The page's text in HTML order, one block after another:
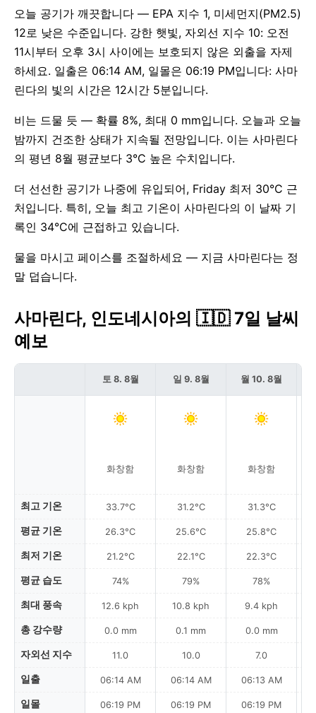
오늘 공기가 깨끗합니다 — EPA 지수 1, 미세먼지(PM2.5)
12로 낮은 수준입니다. 강한 햇빛, 자외선 지수 10: 오전
11시부터 오후 3시 사이에는 보호되지 않은 외출을 자제
하세요. 일출은 06:14 AM, 일몰은 06:19 PM입니다: 사마
린다의 빛의 시간은 12시간 5분입니다.
비는 드물 듯 — 확률 8%, 최대 0 mm입니다. 오늘과 오늘
밤까지 건조한 상태가 지속될 전망입니다. 이는 사마린다
의 평년 8월 평균보다 3°C 높은 수치입니다.
더 선선한 공기가 나중에 유입되어, Friday 최저 30°C 근
처입니다. 특히, 오늘 최고 기온이 사마린다의 이 날짜 기
록인 34°C에 근접하고 있습니다.
물을 마시고 페이스를 조절하세요 — 지금 사마린다는 정
말 덥습니다.
사마린다, 인도네시아의 🇮🇩 7일 날씨
예보
최고 기온
평균 기온
최저 기온
평균 습도
최대 풍속
총 강수량
자외선 지수
일출
일몰
토 8. 8월
화창함
33.7°C
26.3°C
21.2°C
74%
12.6 kph
0.0 mm
11.0
06:14 AM
06:19 PM
일 9. 8월
화창함
31.2°C
25.6°C
22.1°C
79%
10.8 kph
0.1 mm
10.0
06:14 AM
06:19 PM
월 10. 8월
화창함
31.3°C
25.8°C
22.3°C
78%
9.4 kph
0.0 mm
7.0
06:13 AM
06:19 PM